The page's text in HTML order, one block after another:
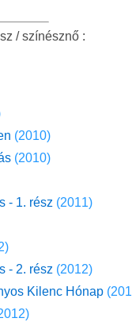
/ színésznő :
(2010)
(2010)
- 1. rész (2011)
- 2. rész (2012)
Kilenc Hónap